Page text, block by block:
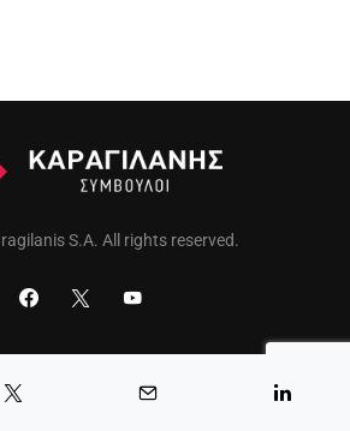
S.A. All rights reserved.